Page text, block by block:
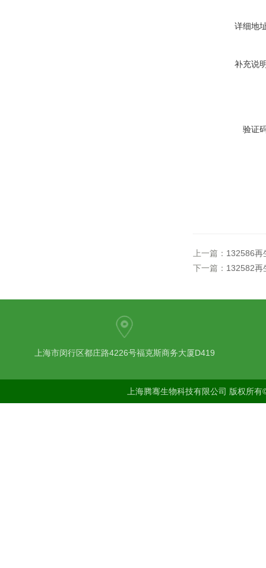
详细地
补充说
验证
上一篇： 132586再
下一篇： 132582再
上海市闵行区都庄路4226号福克斯商务大厦D419
上海腾骞生物科技有限公司 版权所